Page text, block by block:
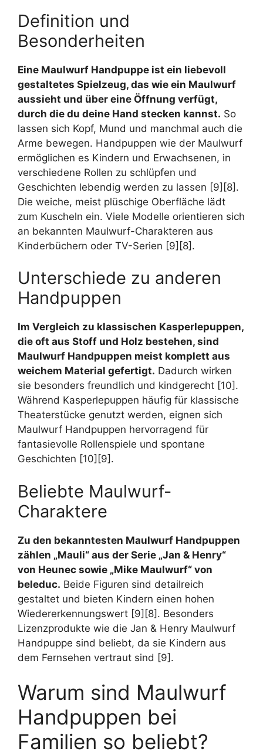
Definition und
Besonderheiten
Eine Maulwurf Handpuppe ist ein liebevoll
gestaltetes Spielzeug, das wie ein Maulwurf
aussieht und über eine Öffnung verfügt,
durch die du deine Hand stecken kannst. So
lassen sich Kopf, Mund und manchmal auch die
Arme bewegen. Handpuppen wie der Maulwurf
ermöglichen es Kindern und Erwachsenen, in
verschiedene Rollen zu schlüpfen und
Geschichten lebendig werden zu lassen [9][8].
Die weiche, meist plüschige Oberfläche lädt
zum Kuscheln ein. Viele Modelle orientieren sich
an bekannten Maulwurf-Charakteren aus
Kinderbüchern oder TV-Serien [9][8].
Unterschiede zu anderen
Handpuppen
Im Vergleich zu klassischen Kasperlepuppen,
die oft aus Stoff und Holz bestehen, sind
Maulwurf Handpuppen meist komplett aus
weichem Material gefertigt. Dadurch wirken
sie besonders freundlich und kindgerecht [10].
Während Kasperlepuppen häufig für klassische
Theaterstücke genutzt werden, eignen sich
Maulwurf Handpuppen hervorragend für
fantasievolle Rollenspiele und spontane
Geschichten [10][9].
Beliebte Maulwurf-
Charaktere
Zu den bekanntesten Maulwurf Handpuppen
zählen „Mauli“ aus der Serie „Jan & Henry“
von Heunec sowie „Mike Maulwurf“ von
beleduc. Beide Figuren sind detailreich
gestaltet und bieten Kindern einen hohen
Wiedererkennungswert [9][8]. Besonders
Lizenzprodukte wie die Jan & Henry Maulwurf
Handpuppe sind beliebt, da sie Kindern aus
dem Fernsehen vertraut sind [9].
Warum sind Maulwurf
Handpuppen bei
Familien so beliebt?